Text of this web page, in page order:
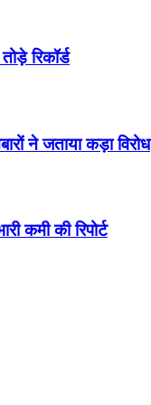
रिकॉर्ड
ने जताया कड़ा विरोध
कमी की रिपोर्ट